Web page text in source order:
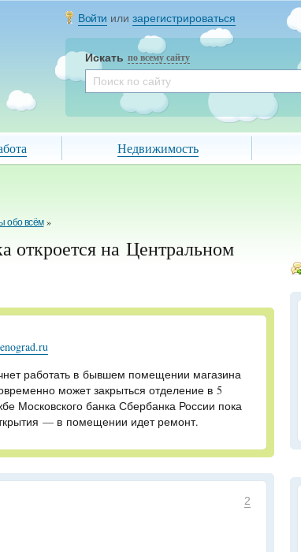
Войти или зарегистрироваться
Искать по всему сайту
Недвижимость
обо всём »
откроется на Центральном
работать в бывшем помещении магазина
может закрыться отделение в 5
Московского банка Сбербанка России пока
— в помещении идет ремонт.
2